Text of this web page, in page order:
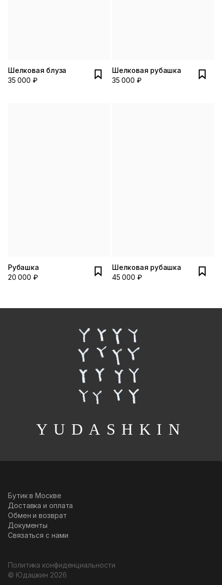
Шелковая блуза
35 000 ₽
Шелковая рубашка
35 000 ₽
Рубашка
20 000 ₽
Шелковая рубашка
45 000 ₽
YUDASHKIN
Бутик в Москве
Доставка и оплата
Обмен и возврат
Документы
Связаться с нами
Политика конфиденциальности
© Юдашкин 2026